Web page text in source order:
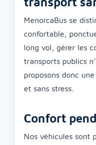
MenorcaBus se
confortable,
long vol, gérer les
transports publics
proposons donc
et sans stress.
Confort
Nos véhicules sont